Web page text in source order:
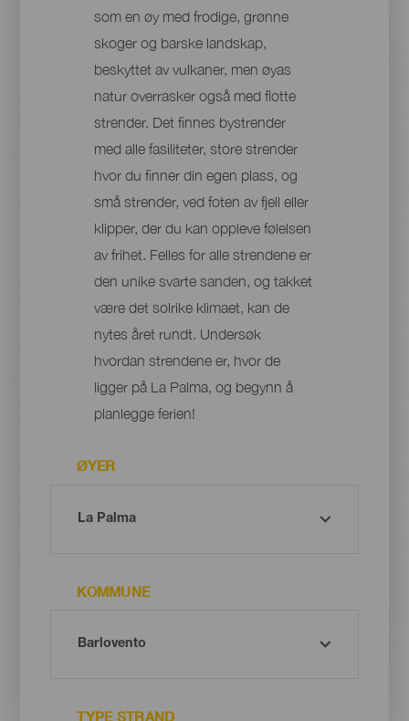
som en øy med frodige, grønne
skoger og barske landskap,
beskyttet av vulkaner, men øyas
natur overrasker også med flotte
strender. Det finnes bystrender
med alle fasiliteter, store strender
hvor du finner din egen plass, og
små strender, ved foten av fjell eller
klipper, der du kan oppleve følelsen
av frihet. Felles for alle strendene er
den unike svarte sanden, og takket
være det solrike klimaet, kan de
nytes året rundt. Undersøk
hvordan strendene er, hvor de
ligger på La Palma, og begynn å
planlegge ferien!
ØYER
KOMMUNE
TYPE STRAND